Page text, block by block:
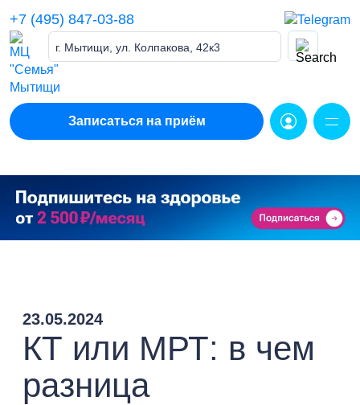
content
+7 (495) 847-03-88
г. Мытищи, ул. Колпакова, 42к3
Записаться на приём
23.05.2024
КТ или МРТ: в чем
разница